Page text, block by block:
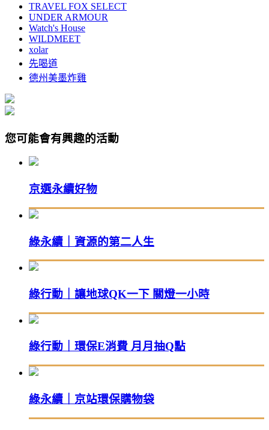
TRAVEL FOX SELECT
UNDER ARMOUR
Watch's House
WILDMEET
xolar
先喝道
德州美墨炸雞
您可能會有興趣的活動
京選永續好物
綠永續｜資源的第二人生
綠行動｜讓地球QK一下 關燈一小時
綠行動｜環保E消費 月月抽Q點
綠永續｜京站環保購物袋